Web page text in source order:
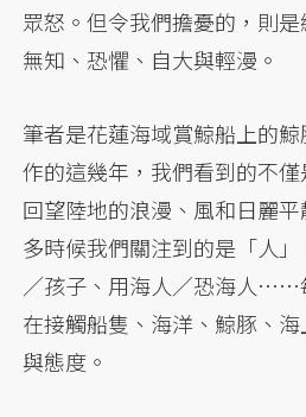
眾怒。但令我們擔憂的，則
無知、恐懼、自大與輕漫。
筆者是花蓮海域賞鯨船上的
作的這幾年，我們看到的不僅
回望陸地的浪漫、風和日麗
多時候我們關注到的是「人
／孩子、用海人／恐海人⋯⋯
在接觸船隻、海洋、鯨豚、
與態度。